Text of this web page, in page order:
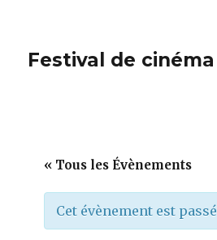
Festival de cinéma
« Tous les Évènements
Cet évènement est passé